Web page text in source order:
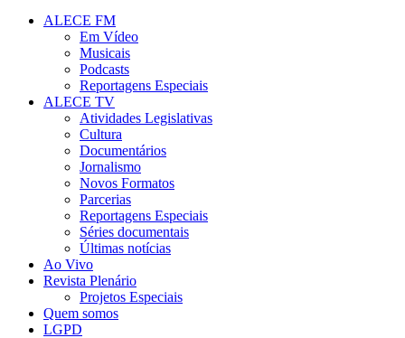
ALECE FM
Em Vídeo
Musicais
Podcasts
Reportagens Especiais
ALECE TV
Atividades Legislativas
Cultura
Documentários
Jornalismo
Novos Formatos
Parcerias
Reportagens Especiais
Séries documentais
Últimas notícias
Ao Vivo
Revista Plenário
Projetos Especiais
Quem somos
LGPD